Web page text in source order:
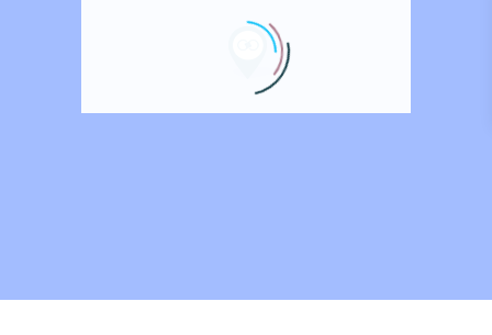
Nos adresses en France